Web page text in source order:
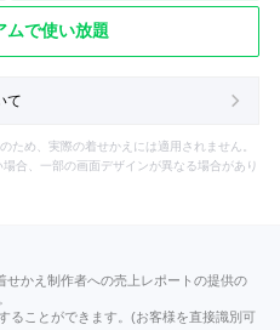
ムで使い放題
て
ため、実際の着せかえには適用されません。
合、一部の画面デザインが異なる場合があり
せかえ制作者への売上レポートの提供の
ることができます。(お客様を直接識別可